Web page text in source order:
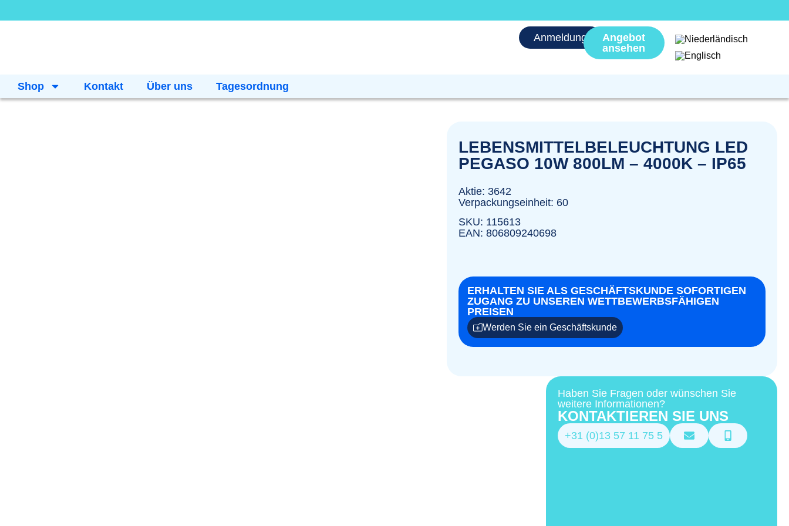
Anmeldung
Angebot
ansehen
Shop Kontakt Über uns Tagesordnung
LEBENSMITTELBELEUCHTUNG LED
PEGASO 10W 800LM – 4000K – IP65
Aktie: 3642
Verpackungseinheit: 60
SKU: 115613
EAN: 806809240698
ERHALTEN SIE ALS GESCHÄFTSKUNDE SOFORTIGEN
ZUGANG ZU UNSEREN WETTBEWERBSFÄHIGEN
PREISEN
Werden Sie ein Geschäftskunde
Haben Sie Fragen oder wünschen Sie
weitere Informationen?
KONTAKTIEREN SIE UNS
+31 (0)13 57 11 75 5